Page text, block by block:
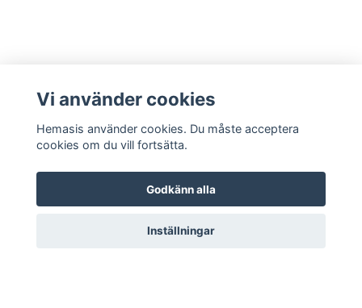
Kontakta oss
Vi använder cookies
Hemasis använder cookies. Du måste acceptera
cookies om du vill fortsätta.
Godkänn alla
Inställningar